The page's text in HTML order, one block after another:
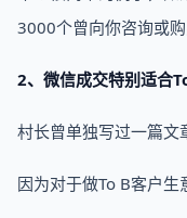
3000个曾向你咨询或
2、微信成交特别适合
村长曾单独写过一篇文
因为对于做To B客户生